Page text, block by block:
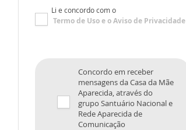
Li e concordo com o
Termo de Usoe oAviso de Privacidade
Concordo em receber
mensagens da Casa da Mãe
Aparecida, através do
grupo Santuário Nacional e
Rede Aparecida de
Comunicação